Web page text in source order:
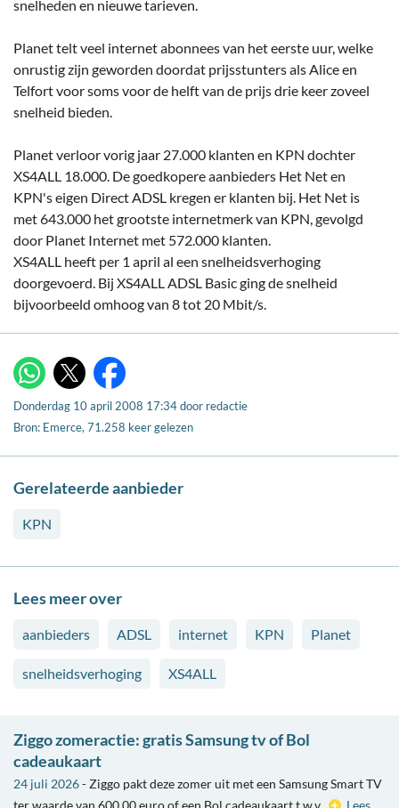
snelheden en nieuwe tarieven.
Planet telt veel internet abonnees van het eerste uur, welke
onrustig zijn geworden doordat prijsstunters als Alice en
Telfort voor soms voor de helft van de prijs drie keer zoveel
snelheid bieden.
Planet verloor vorig jaar 27.000 klanten en KPN dochter
XS4ALL 18.000. De goedkopere aanbieders Het Net en
KPN's eigen Direct ADSL kregen er klanten bij. Het Net is
met 643.000 het grootste internetmerk van KPN, gevolgd
door Planet Internet met 572.000 klanten.
XS4ALL heeft per 1 april al een snelheidsverhoging
doorgevoerd. Bij XS4ALL ADSL Basic ging de snelheid
bijvoorbeeld omhoog van 8 tot 20 Mbit/s.
WhatsApp Facebook
Donderdag 10 april 2008 17:34door redactie
Bron: Emerce, 71.258 keer gelezen
Gerelateerde aanbieder
KPN
Lees meer over
aanbieders ADSL internet KPN Planet
snelheidsverhoging XS4ALL
Ziggo zomeractie: gratis Samsung tv of Bol
cadeaukaart
24 juli 2026- Ziggo pakt deze zomer uit met een Samsung Smart TV
ter waarde van 600,00 euro of een Bol cadeaukaart t.w.v.
Lees